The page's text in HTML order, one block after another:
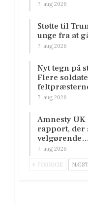
7. aug 2026
Støtte til
unge fra at
7. aug 2026
Nyt tegn på
Flere
7. aug 2026
Amnesty
rapport, der
velgørende…
7. aug 2026
FORRIGE